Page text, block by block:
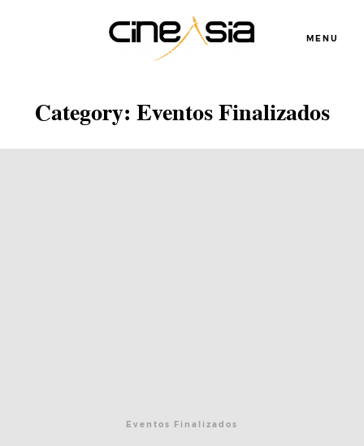
MENU
Category: Eventos Finalizados
Eventos Finalizados